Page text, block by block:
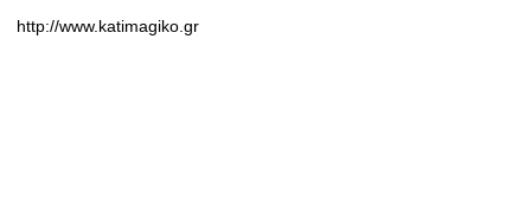
http://www.katimagiko.gr